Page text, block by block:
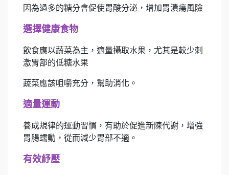
因為過多的糖分會促使胃酸分泌，增加胃潰瘍風險
選擇健康食物
飲食應以蔬菜為主，適量攝取水果，尤其是較少刺
激胃部的低糖水果
蔬菜應該咀嚼充分，幫助消化。
適量運動
養成規律的運動習慣，有助於促進新陳代謝，增強
胃腸蠕動，從而減少胃部不適。
有效紓壓